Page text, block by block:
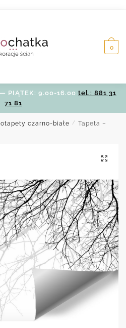
0
PIĄTEK: 9.00-16.00 tel.: 881 31
71 81
czarno-białe / Tapeta –